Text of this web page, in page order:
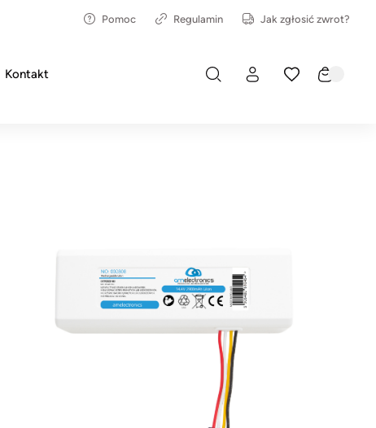
Pomoc Regulamin Jak zgłosić zwrot?
Kontakt